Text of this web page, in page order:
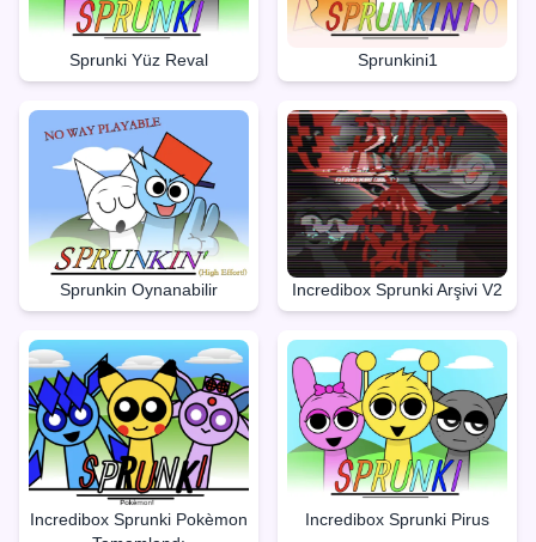
Sprunki Yüz Reval Sprunkini1
Sprunkin Oynanabilir Incredibox Sprunki Arşivi V2
Incredibox Sprunki Pokèmon
Incredibox Sprunki Pirus